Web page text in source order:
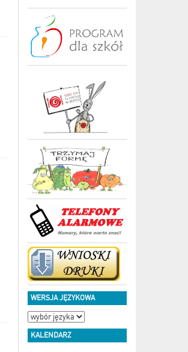
WERSJA JĘZYKOWA
KALENDARZ